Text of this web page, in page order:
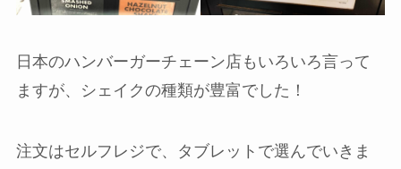
日本のハンバーガーチェーン店もいろいろ言って
ますが、シェイクの種類が豊富でした！
注文はセルフレジで、タブレットで選んでいきま